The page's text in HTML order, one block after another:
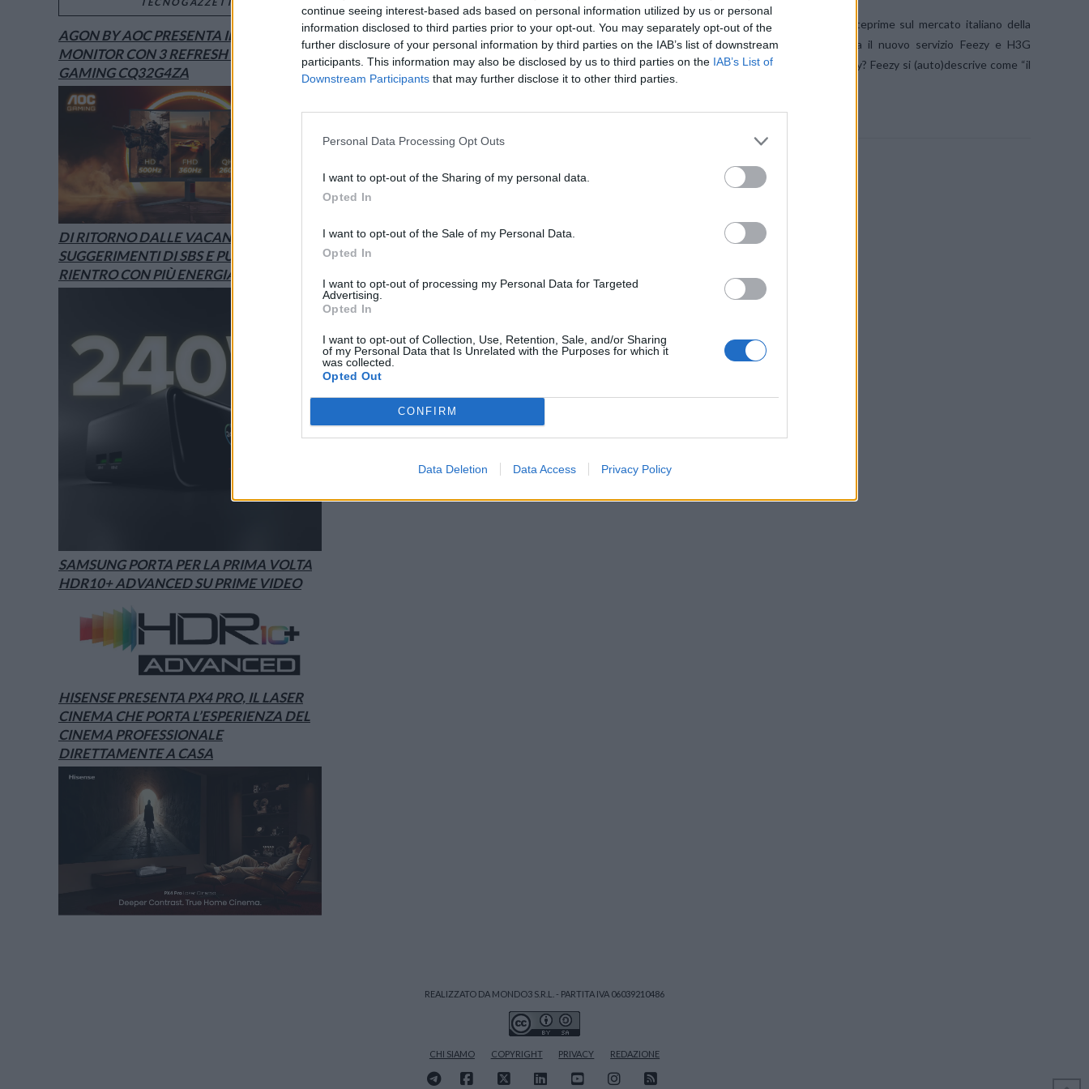
continue seeing interest-based ads based on personal information utilized by us or personal
information disclosed to third parties prior to your opt-out. You may separately opt-out of the
further disclosure of your personal information by third parties on the IAB’s list of downstream
participants. This information may also be disclosed by us to third parties on the IAB’s List of
Downstream Participants that may further disclose it to other third parties.
Personal Data Processing Opt Outs
I want to opt-out of the Sharing of my personal data.
Opted In
I want to opt-out of the Sale of my Personal Data.
Opted In
I want to opt-out of processing my Personal Data for Targeted
Advertising.
Opted In
I want to opt-out of Collection, Use, Retention, Sale, and/or Sharing
of my Personal Data that Is Unrelated with the Purposes for which it
was collected.
Opted Out
CONFIRM
Data Deletion Data Access Privacy Policy
Arriva in queste ore una delle prossime anteprime sul mercato italiano della
musica in streaming. Una collaborazione tra il nuovo servizio Feezy e H3G
sembra, infatti, pronta a partire. Cosa è Feezy? Feezy si (auto)descrive come “il
primo servizio italiano …
AGON BY AOC PRESENTA IL NUOVO
MONITOR CON 3 REFRESH RATE: ECCO IL
GAMING CQ32G4ZA
DI RITORNO DALLE VACANZE? I
SUGGERIMENTI DI SBS E PURO PER UN
RIENTRO CON PIÙ ENERGIA
SAMSUNG PORTA PER LA PRIMA VOLTA
HDR10+ ADVANCED SU PRIME VIDEO
HISENSE PRESENTA PX4 PRO, IL LASER
CINEMA CHE PORTA L’ESPERIENZA DEL
CINEMA PROFESSIONALE
DIRETTAMENTE A CASA
REALIZZATO DA MONDO3 S.R.L. - PARTITA IVA 06039210486
CHI SIAMO COPYRIGHT PRIVACY REDAZIONE